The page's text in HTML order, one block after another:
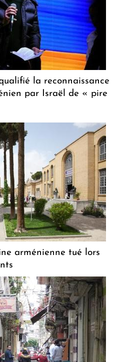
la reconnaissance
par Israël de « pire
arménienne tué lors